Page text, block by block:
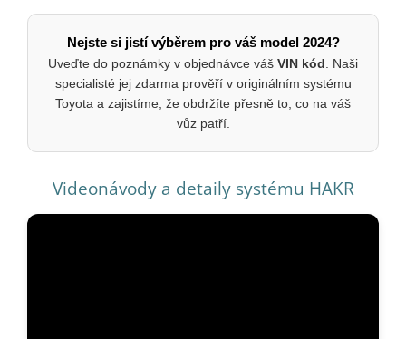
Nejste si jistí výběrem pro váš model 2024?
Uveďte do poznámky v objednávce váš VIN kód . Naši
specialisté jej zdarma prověří v originálním systému
Toyota a zajistíme, že obdržíte přesně to, co na váš
vůz patří.
Videonávody a detaily systému HAKR